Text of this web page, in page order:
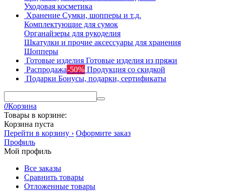
Уходовая косметика
Хранение Сумки, шопперы и т.д.
Комплектующие для сумок
Органайзеры для рукоделия
Шкатулки и прочие аксессуары для хранения
Шопперы
Готовые изделия Готовые изделия из пряжи
Распродажа-50% Продукция со скидкой
Подарки Бонусы, подарки, сертификаты
0Корзина
Товары в корзине:
Корзина пуста
Перейти в корзину › Оформите заказ
Профиль
Мой профиль
Все заказы
Сравнить товары
Отложенные товары